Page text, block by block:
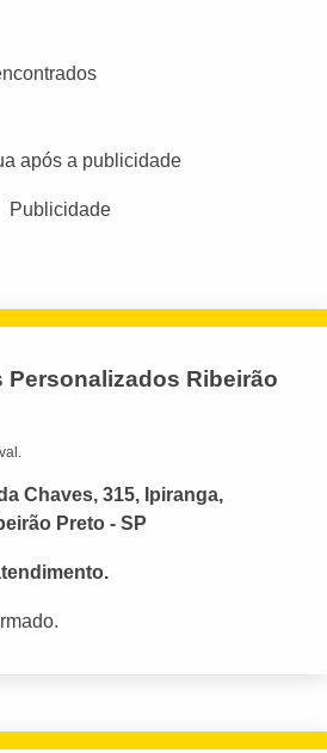
após a publicidade
Publicidade
Personalizados Ribeirão
Chaves, 315, Ipiranga,
Preto - SP